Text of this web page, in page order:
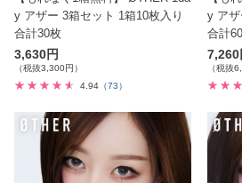
y アザー 3箱セット 1箱10枚入り
合計30枚
3,630円
（税抜3,300円）
4.94 （73）
y アザ
合計
7,260
（税抜